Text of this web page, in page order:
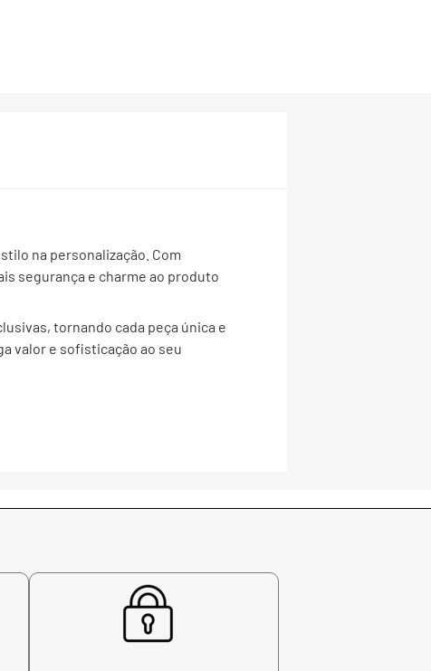
na personalização. Com
segurança e charme ao produto
tornando cada peça única e
valor e sofisticação ao seu